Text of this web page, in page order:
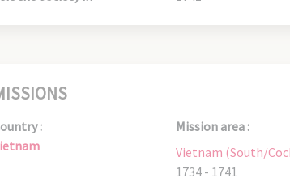
:
Mission area :
Vietnam (South/
1734 - 1741